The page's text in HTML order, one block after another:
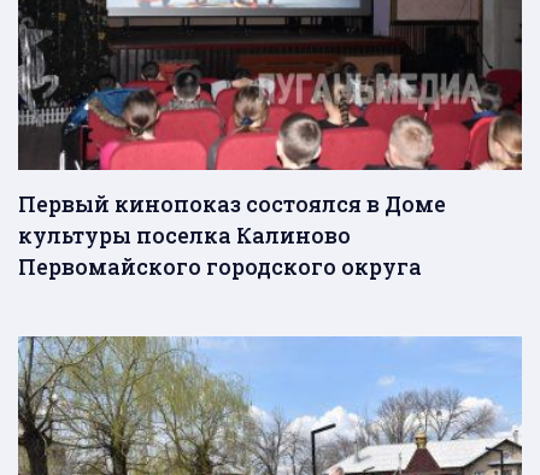
Первый кинопоказ состоялся в Доме
культуры поселка Калиново
Первомайского городского округа